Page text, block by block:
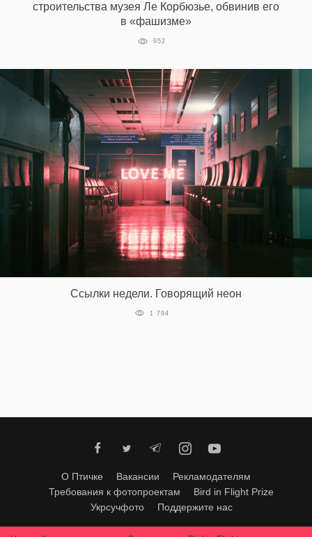
строительства музея Ле Корбюзье, обвинив его
в «фашизме»
952
Ссылки недели. Говорящий неон
1 794
О Птичке Вакансии
Рекламодателям
Требования к фотопроектам
Bird in Flight Prize
Укрсучфото
Поддержите нас